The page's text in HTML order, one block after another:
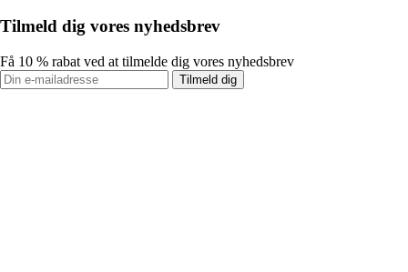
Tilmeld dig vores nyhedsbrev
Få 10 % rabat ved at tilmelde dig vores nyhedsbrev
Tilmeld dig